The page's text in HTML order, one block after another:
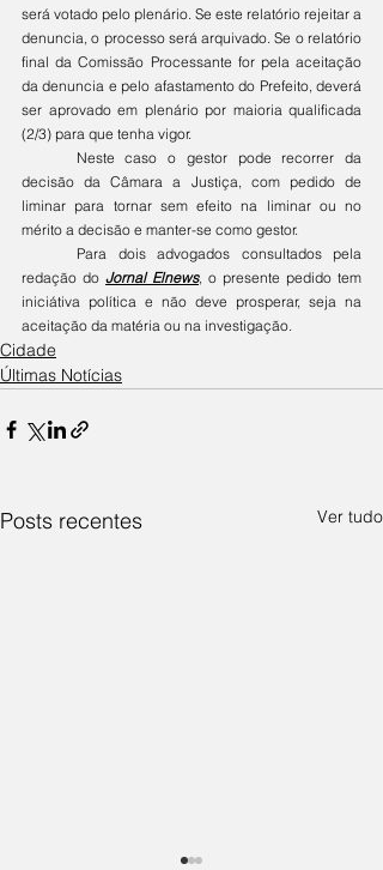
será votado pelo plenário. Se este relatório rejeitar a
denuncia, o processo será arquivado. Se o relatório
final da Comissão Processante for pela aceitação
da denuncia e pelo afastamento do Prefeito, deverá
ser aprovado em plenário por maioria qualificada
(2/3) para que tenha vigor.
decisão da Câmara a Justiça, com pedido de
liminar para tornar sem efeito na liminar ou no
mérito a decisão e manter-se como gestor.
redação do Jornal Elnews, o presente pedido tem
iniciátiva política e não deve prosperar, seja na
aceitação da matéria ou na investigação.
Cidade
Últimas Notícias
Posts recentes Ver tudo